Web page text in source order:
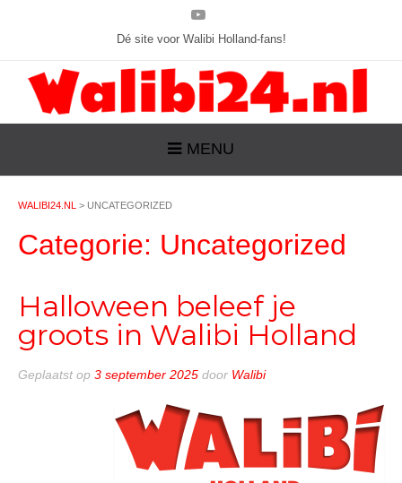
Dé site voor Walibi Holland-fans!
MENU
WALIBI24.NL > UNCATEGORIZED
Categorie: Uncategorized
Halloween beleef je
groots in Walibi Holland
Geplaatst op 3 september 2025 door Walibi